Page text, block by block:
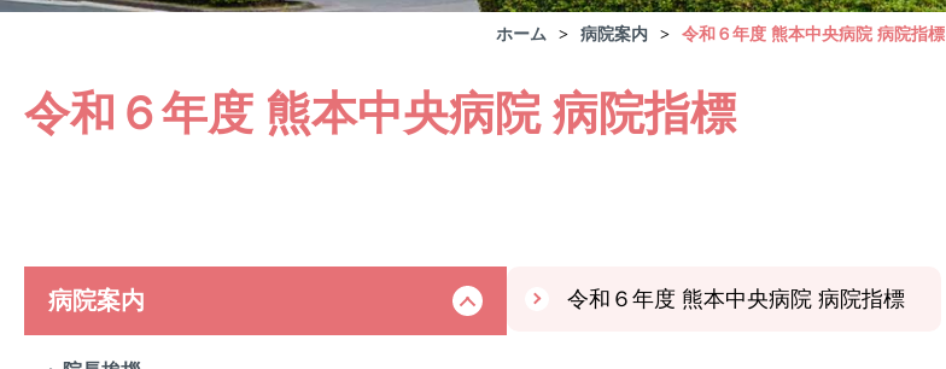
ホーム 病院案内 令和６年度 熊本中央病院 病院指標
令和６年度 熊本中央病院 病院指標
病院案内 令和６年度 熊本中央病院 病院指標